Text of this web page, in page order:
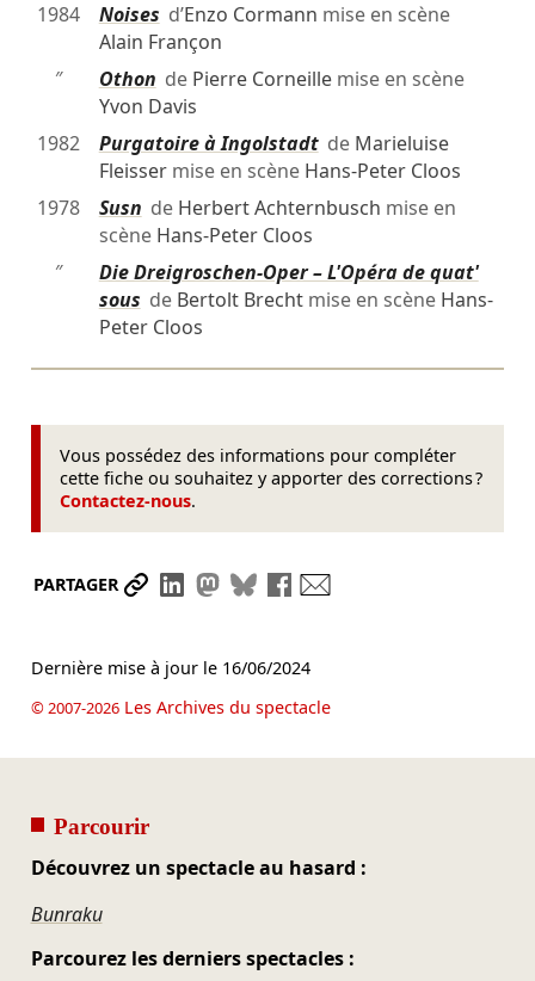
1984
Noises d’Enzo Cormann mise en scène
Alain Françon
″
Othon de Pierre Corneillemise en scène
Yvon Davis
1982
Purgatoire à Ingolstadtde Marieluise
Fleissermise en scène Hans-Peter Cloos
1978
Susn de Herbert Achternbusch mise en
scène Hans-Peter Cloos
″
Die Dreigroschen-Oper – L'Opéra de quat'
sous de Bertolt Brechtmise en scène Hans-
Peter Cloos
Vous possédez des informations pour compléter
cette fiche ou souhaitez y apporter des corrections ?
Contactez-nous.
PARTAGER Partager le lien
Partager sur LinkedIn
Partager sur Mastodon
Partager sur Bluesky
Partager sur Facebook
Dernière mise à jour le 16/06/2024
© 2007-2026Les Archives du spectacle
Parcourir
Découvrez un spectacle au hasard :
Bunraku
Parcourez les derniers spectacles :